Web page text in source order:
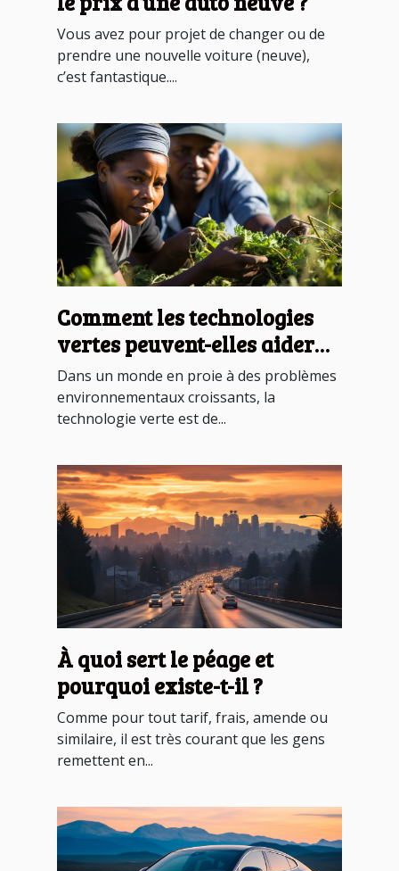
Vous avez pour projet de changer ou de
prendre une nouvelle voiture (neuve),
c’est fantastique....
Comment les technologies
vertes peuvent-elles aider
les pays en développement ?
Dans un monde en proie à des problèmes
environnementaux croissants, la
technologie verte est de...
À quoi sert le péage et
pourquoi existe-t-il ?
Comme pour tout tarif, frais, amende ou
similaire, il est très courant que les gens
remettent en...